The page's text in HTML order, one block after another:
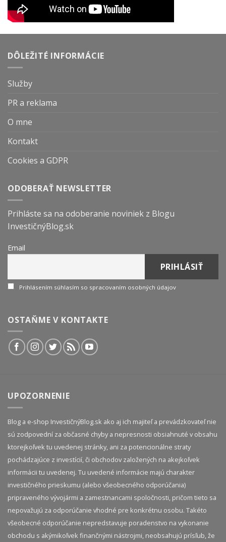
DÔLEŽITÉ INFORMÁCIE
Služby
PR a reklama
O mne
Kontakt
Cookies a GDPR
ODOBERAŤ NEWSLETTER
Prihláste sa na odoberanie noviniek z Blogu
InvestičnýBlog.sk
Email
Prihlásením súhlasím so spracovaním osobných údajov
OSTAŇME V KONTAKTE
UPOZORNENIE
Blog a e-shop InvestičnýBlog.sk ako aj ich majiteľ a prevádzkovateľ nie
sú zodpovední za občasné chyby a nepresnosti obsiahnuté v obsahu
ktorejkoľvek tu uvedenej stránky, ani za potencionálne straty
pochádzajúce z investícií, či obchodov založených na akejkoľvek
informácii tu uvedenej. Tu uvedené informácie majú charakter
investičného prieskumu (alebo všeobecného odporúčania)
pripraveného vývojármi a zamestnancami spoločnosti, pričom tieto sa
nepovažujú za odporúčanie vhodné pre konkrétnu osobu. Takéto
všeobecné odporúčanie nepredstavuje poradenstvo na vykonanie
obchodu s akýmikoľvek finančnými nástrojmi, neobsahujú prísľub, že